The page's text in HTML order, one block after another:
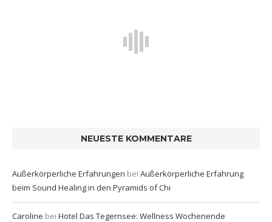
NEUESTE KOMMENTARE
Außerkörperliche Erfahrungen bei Außerkörperliche Erfahrung
beim Sound Healing in den Pyramids of Chi
Caroline bei Hotel Das Tegernsee: Wellness Wochenende